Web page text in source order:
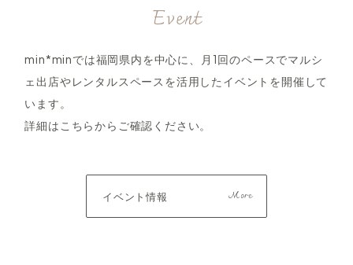
Event
min*minでは福岡県内を中心に、月1回のペースでマルシ
ェ出店やレンタルスペースを活用したイベントを開催して
います。
詳細はこちらからご確認ください。
イベント情報